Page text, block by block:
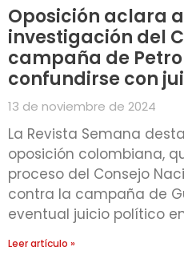
Oposición aclara
investigación del
campaña de
confundirse con
13 de noviembre de 2024
La Revista Semana
oposición colombiana,
proceso del Consejo
contra la campaña de
eventual juicio político
Leer artículo »